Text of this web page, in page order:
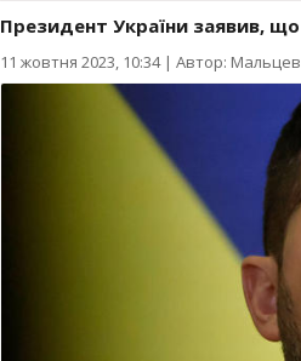
Президент України заявив, що
11 жовтня 2023, 10:34| Автор: